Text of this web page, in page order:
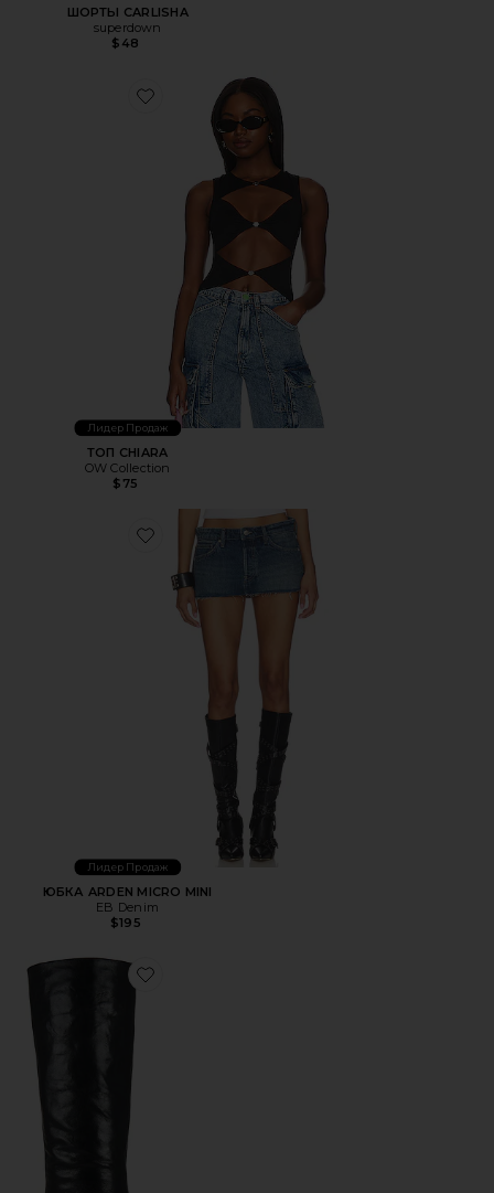
ШОРТЫ CARLISHA
superdown
$48
Favorite ТОП CHIARA
Лидер Продаж
ТОП CHIARA
OW Collection
$75
Favorite ЮБКА ARDEN MICRO MINI
Лидер Продаж
ЮБКА ARDEN MICRO MINI
EB Denim
$195
Favorite САПОГИ EVYSA